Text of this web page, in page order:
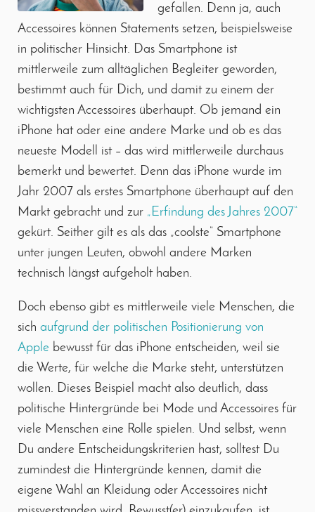
gefallen. Denn ja, auch
Accessoires können Statements setzen, beispielsweise
in politischer Hinsicht. Das Smartphone ist
mittlerweile zum alltäglichen Begleiter geworden,
bestimmt auch für Dich, und damit zu einem der
wichtigsten Accessoires überhaupt. Ob jemand ein
iPhone hat oder eine andere Marke und ob es das
neueste Modell ist – das wird mittlerweile durchaus
bemerkt und bewertet. Denn das iPhone wurde im
Jahr 2007 als erstes Smartphone überhaupt auf den
Markt gebracht und zur „Erfindung des Jahres 2007“
gekürt. Seither gilt es als das „coolste“ Smartphone
unter jungen Leuten, obwohl andere Marken
technisch längst aufgeholt haben.
Doch ebenso gibt es mittlerweile viele Menschen, die
sich aufgrund der politischen Positionierung von
Apple bewusst für das iPhone entscheiden, weil sie
die Werte, für welche die Marke steht, unterstützen
wollen. Dieses Beispiel macht also deutlich, dass
politische Hintergründe bei Mode und Accessoires für
viele Menschen eine Rolle spielen. Und selbst, wenn
Du andere Entscheidungskriterien hast, solltest Du
zumindest die Hintergründe kennen, damit die
eigene Wahl an Kleidung oder Accessoires nicht